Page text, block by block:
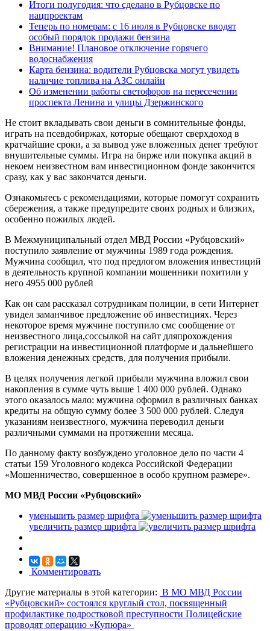
Итоги полугодия: что сделано в Рубцовске по
нацпроектам
Теперь по номерам: с 16 июля в Рубцовске вводят
особый порядок продажи бензина
Внимание! Плановое отключение горячего
водоснабжения
Карта бензина: водители Рубцовска могут увидеть
наличие топлива на АЗС онлайн
Об изменении работы светофоров на пересечении
проспекта Ленина и улицы Дзержинского
Не стоит вкладывать свои деньги в сомнительные фонды,
играть на псевдобиржах, которые обещают сверхдоход в
кратчайшие сроки, а за вывод уже вложенных денег требуют
внушительные суммы. Игра на бирже или покупка акций в
некоем неизвестном вам инвестиционном фонде закончится
сразу, как у вас закончатся деньги.
Ознакомьтесь с рекомендациями, которые помогут сохранить
сбережения, а также предупредите своих родных и близких,
особенно пожилых людей.
В Межмуниципальный отдел МВД России «Рубцовский»
поступило заявление от мужчины 1989 года рождения.
Мужчина сообщил, что под предлогом вложения инвестиций
в деятельность крупной компании мошенники похитили у
него 4955 000 рублей
Как он сам рассказал сотрудникам полиции, в сети Интернет
увидел заманчивое предложение об инвестициях. Через
некоторое время мужчине поступило смс сообщение от
неизвестного лица,соссылкой на сайт дляпрохождения
регистрации на инвестиционной платформе и дальнейшего
вложения денежных средств, для получения прибыли.
В целях получения легкой прибыли мужчина вложил свои
накопления в сумме чуть выше 1 400 000 рублей. Однако
этого оказалось мало: мужчина оформил в различных банках
кредиты на общую сумму более 3 500 000 рублей. Следуя
указаниям неизвестного, мужчина переводил деньги
различными суммами на протяжении месяца.
По данному факту возбуждено уголовное дело по части 4
статьи 159 Уголовного кодекса Российской Федерации
«Мошенничество, совершенное в особо крупном размере».
МО МВД России «Рубцовский»
уменьшить размер шрифта
увеличить размер шрифта
Комментировать
Другие материалы в этой категории: В МО МВД России
«Рубцовский» состоялся круглый стол, посвященный
профилактике подростковой преступности Полицейские
проводят операцию «Купюра»